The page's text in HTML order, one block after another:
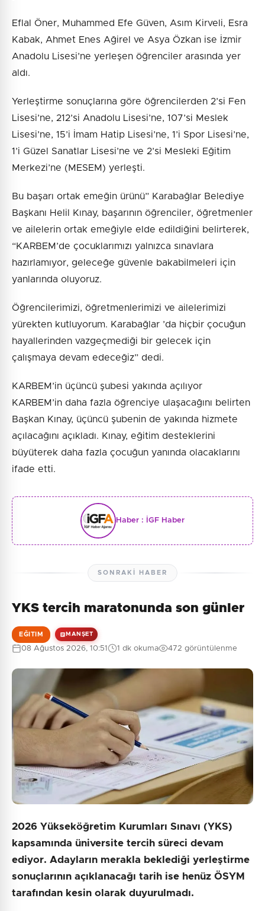
Eflal Öner, Muhammed Efe Güven, Asım Kirveli, Esra
Kabak, Ahmet Enes Ağirel ve Asya Özkan ise İzmir
Anadolu Lisesi’ne yerleşen öğrenciler arasında yer
aldı.
Yerleştirme sonuçlarına göre öğrencilerden 2’si Fen
Lisesi’ne, 212’si Anadolu Lisesi’ne, 107’si Meslek
Lisesi’ne, 15’i İmam Hatip Lisesi’ne, 1’i Spor Lisesi’ne,
1’i Güzel Sanatlar Lisesi’ne ve 2’si Mesleki Eğitim
Merkezi’ne (MESEM) yerleşti.
Bu başarı ortak emeğin ürünü” Karabağlar Belediye
Başkanı Helil Kınay, başarının öğrenciler, öğretmenler
ve ailelerin ortak emeğiyle elde edildiğini belirterek,
“KARBEM’de çocuklarımızı yalnızca sınavlara
hazırlamıyor, geleceğe güvenle bakabilmeleri için
yanlarında oluyoruz.
Öğrencilerimizi, öğretmenlerimizi ve ailelerimizi
yürekten kutluyorum. Karabağlar ’da hiçbir çocuğun
hayallerinden vazgeçmediği bir gelecek için
çalışmaya devam edeceğiz” dedi.
KARBEM’in üçüncü şubesi yakında açılıyor
KARBEM’in daha fazla öğrenciye ulaşacağını belirten
Başkan Kınay, üçüncü şubenin de yakında hizmete
açılacağını açıkladı. Kınay, eğitim desteklerini
büyüterek daha fazla çocuğun yanında olacaklarını
ifade etti.
Haber : İGF Haber
SONRAKI HABER
YKS tercih maratonunda son günler
EĞITIM MANŞET
08 Ağustos 2026, 10:51 1 dk okuma 472 görüntülenme
2026 Yükseköğretim Kurumları Sınavı (YKS)
kapsamında üniversite tercih süreci devam
ediyor. Adayların merakla beklediği yerleştirme
sonuçlarının açıklanacağı tarih ise henüz ÖSYM
tarafından kesin olarak duyurulmadı.